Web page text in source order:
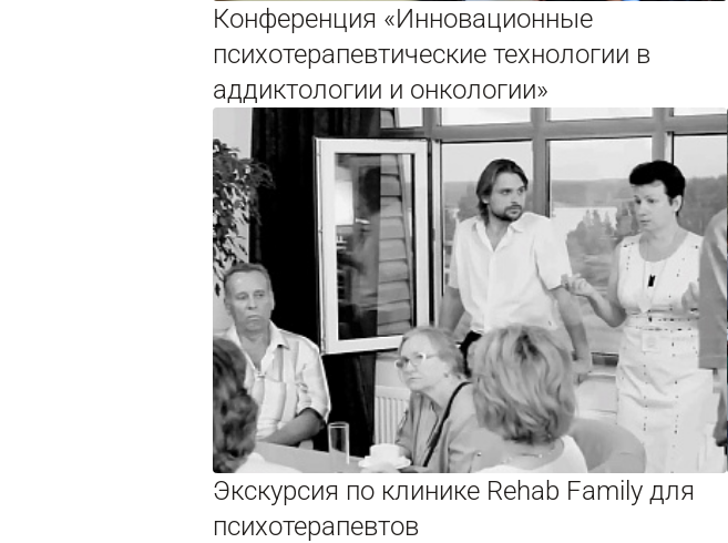
Конференция «Инновационные
психотерапевтические технологии в
аддиктологии и онкологии»
Экскурсия по клинике Rehab Family для
психотерапевтов